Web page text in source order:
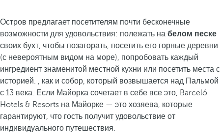
Остров предлагает посетителям почти бесконечные
возможности для удовольствия: полежать на белом песке
своих бухт, чтобы позагорать, посетить его горные деревни
(с невероятным видом на море), попробовать каждый
ингредиент знаменитой местной кухни или посетить места с
историей. , как и собор, который возвышается над Пальмой
с 13 века. Если Майорка сочетает в себе все это, Barceló
Hotels & Resorts на Майорке — это хозяева, которые
гарантируют, что гость получит удовольствие от
индивидуального путешествия.